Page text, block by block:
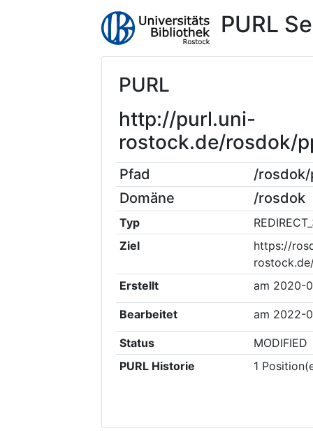
PURL
PURL
http://purl.uni-
rostock.de/rosdok/
Pfad
/rosdok/
Domäne
/rosdok
Typ
Ziel
https://
Erstellt
am 2020-
Bearbeitet am 2022-
Status
MODIFIED
PURL Historie
1